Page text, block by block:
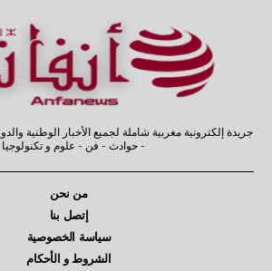
جريدة إلكترونية مغربية شاملة لجميع الأخبار الوطنية
- حوادث - فن - علوم و تكنولوجيا
من نحن
إتصل بنا
سياسة الخصوصية
الشروط و الأحكام